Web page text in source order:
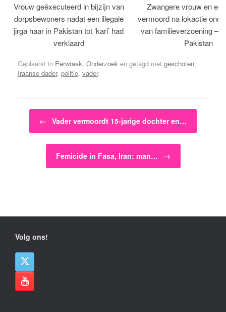
Vrouw geëxecuteerd in bijzijn van
dorpsbewoners nadat een illegale
jirga haar in Pakistan tot ‘kari’ had
verklaard
Zwangere vrouw en
vermoord na lokactie
van familieverzoening –
Pakistan
Geplaatst in Eerwraak, Onderzoek en getagd met geschoten,
Iraanse dader, politie, vader.
Bericht navigatie
← Vader vermoordt 15-jarige dochter en…
Femicide in Fasa, Iran: man… →
Volg ons!